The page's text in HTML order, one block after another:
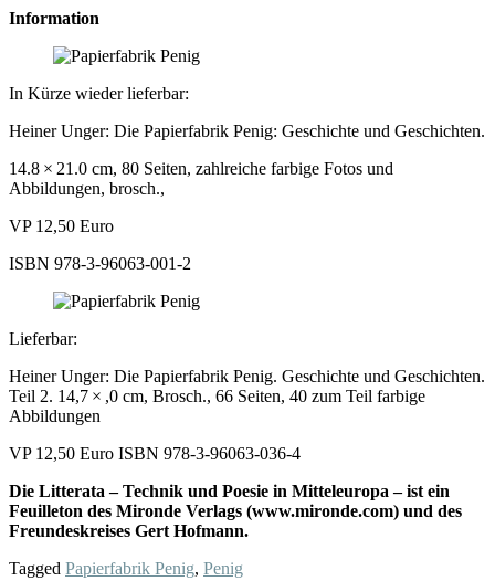
Information
In Kürze wieder lieferbar:
Heiner Unger: Die Papierfabrik Penig: Geschichte und Geschichten.
14.8 × 21.0 cm, 80 Seiten, zahlreiche farbige Fotos und
Abbildungen, brosch.,
VP 12,50 Euro
ISBN 978-3-96063-001-2
Lieferbar:
Heiner Unger: Die Papierfabrik Penig. Geschichte und Geschichten.
Teil 2. 14,7 × ,0 cm, Brosch., 66 Seiten, 40 zum Teil farbige
Abbildungen
VP 12,50 Euro ISBN 978-3-96063-036-4
Die Litterata – Technik und Poesie in Mitteleuropa – ist ein
Feuilleton des Mironde Verlags (www.mironde.com) und des
Freundeskreises Gert Hofmann.
Tagged Papierfabrik Penig, Penig